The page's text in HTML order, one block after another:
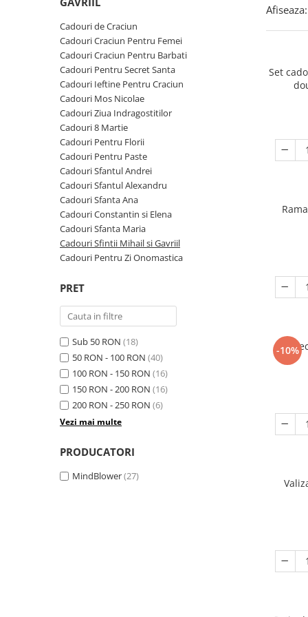
Cadouri Fete
Pentru Copilul din tine
Cadouri Haioase
Cadouri de Casa Noua
Cadouri Majorat
Cadouri pentru Nasi
Cadouri pentru Bunici
Cadouri pentru Prieteni
Cadouri pentru Sefi
Cel ce are tot
Cadouri Nunta si Cununie civila
Jocuri si Puzzle
Produse pentru Calatorie
Seturi de caligrafie
Cadouri Sfantul Alexandru
Cadouri Sfanta Ana
Cadouri Constantin si Elena
Cadouri Sfanta Maria
Cadouri Sfintii Mihail si Gavriil
Cadouri de Craciun
Cadouri Craciun Pentru Femei
Cadouri Craciun Pentru Barbati
Cadouri Pentru Secret Santa
Cadouri Ieftine Pentru Craciun
Cadouri Mos Nicolae
Cadouri Ziua Indragostitilor
Cadouri 8 Martie
Cadouri Pentru Florii
Cadouri Pentru Paste
Cadouri Sfantul Andrei
Cadouri Sfantul Alexandru
Cadouri Sfanta Ana
Cadouri Constantin si Elena
Cadouri Sfanta Maria
Cadouri Sfintii Mihail si Gavriil
Cadouri Pentru Zi Onomastica
PRET
Sub 50 RON (18)
50 RON - 100 RON (40)
100 RON - 150 RON (16)
150 RON - 200 RON (16)
200 RON - 250 RON (6)
Vezi mai multe
PRODUCATORI
MindBlower(27)
Afiseaza:
Set
-10%
Set